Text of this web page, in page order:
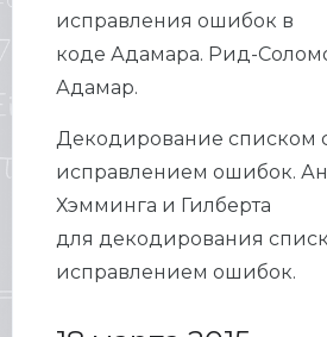
исправления ошибок в
коде Адамара. Рид-
Адамар.
Декодирование списком
исправлением ошибок.
Хэмминга и Гилберта
для декодирования
исправлением ошибок.